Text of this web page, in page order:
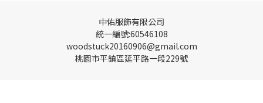
中佑服飾有限公司
統一編號:60546108
woodstuck20160906@gmail.com
桃園市平鎮區延平路一段229號